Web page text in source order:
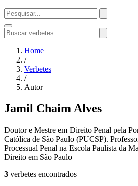
Home
/
Verbetes
/
Autor
Jamil Chaim Alves
Doutor e Mestre em Direito Penal pela
Católica de São Paulo (PUCSP).
Processual Penal na Escola Paulista da
Direito em São Paulo
3 verbetes encontrados